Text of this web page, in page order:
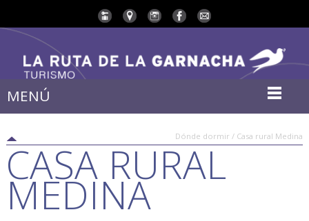
MENÚ
Dónde dormir / Casa rural Medina
CASA RURAL
MEDINA